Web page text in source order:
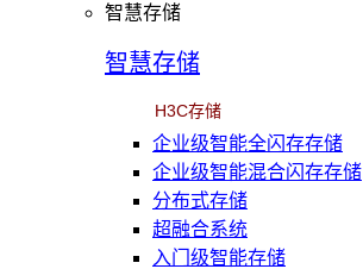
智慧存储
智慧存储
H3C存储
企业级智能全闪存存储
企业级智能混合闪存存储
分布式存储
超融合系统
入门级智能存储